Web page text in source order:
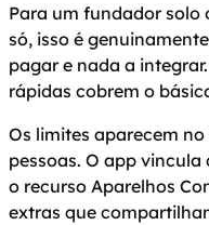
Para um fundador solo
só, isso é
pagar e nada a
rápidas cobrem o
Os limites aparecem
pessoas. O app
o recurso Aparelhos
extras que